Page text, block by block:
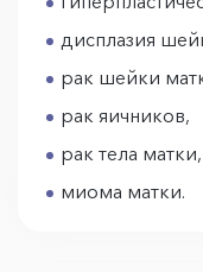
дисплазия
рак шейки
рак яичников,
рак тела матки,
миома матки.